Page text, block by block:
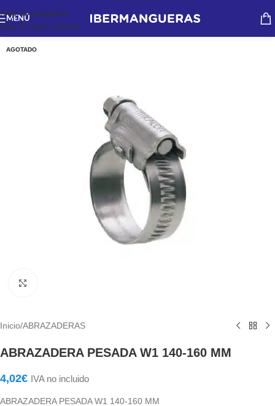
Skip to navigation
Skip to main content
MENÚ
AGOTADO
Inicio/ABRAZADERAS
ABRAZADERA PESADA W1 140-160 MM
4,02€ IVA no incluido
ABRAZADERA PESADA W1 140-160 MM